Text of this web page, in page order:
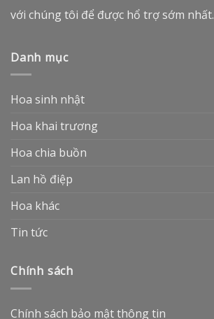
với chúng tôi để được hổ trợ sớm nhất.
Danh mục
Hoa sinh nhật
Hoa khai trương
Hoa chia buồn
Lan hồ điệp
Hoa khác
Tin tức
Chính sách
Chính sách bảo mật thông tin